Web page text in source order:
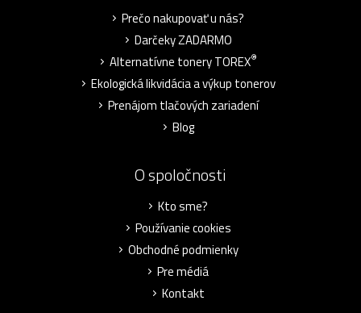
Prečo nakupovať u nás?
Darčeky ZADARMO
Alternatívne tonery TOREX®
Ekologická likvidácia a výkup tonerov
Prenájom tlačových zariadení
Blog
O spoločnosti
Kto sme?
Používanie cookies
Obchodné podmienky
Pre médiá
Kontakt